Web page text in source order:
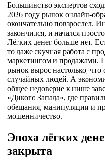
Большинство экспертов
2026 году рынок онлайн-
окончательно повзрослел.
закончился, и начался
Лёгких денег больше нет.
то даже скучная работа с
маркетингом и продажами.
рынок вырос настолько, что
случайных людей. А
общее недоверие к нише
«Дикого Запада», где
обещания, манипуляции и
мошенничество.
Эпоха лёгких
закрыта